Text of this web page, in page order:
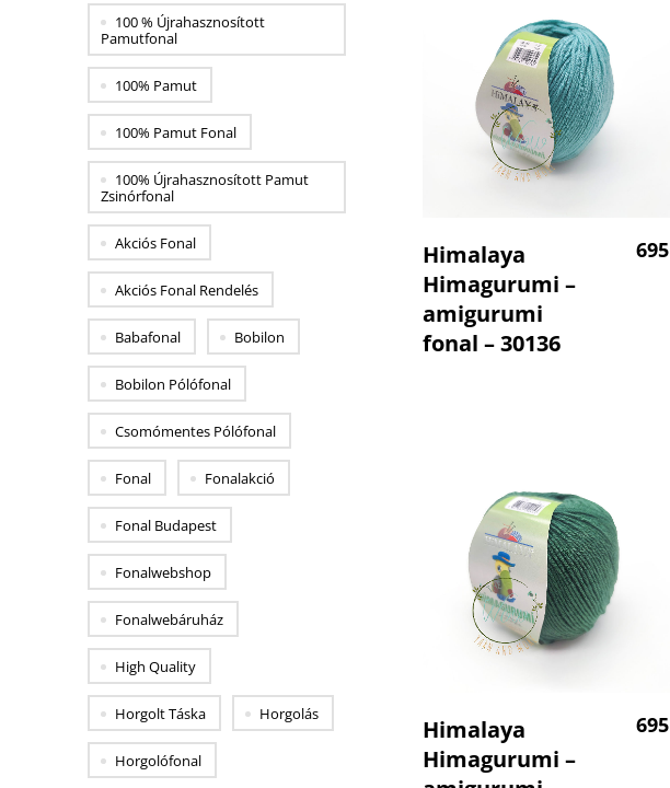
100 % Újrahasznosított
Pamutfonal
100% Pamut
100% Pamut Fonal
100% Újrahasznosított Pamut
Zsinórfonal
Akciós Fonal
Akciós Fonal Rendelés
Babafonal Bobilon
Bobilon Pólófonal
Csomómentes Pólófonal
Fonal Fonalakció
Fonal Budapest
Fonalwebshop
Fonalwebáruház
High Quality
Horgolt Táska Horgolás
Horgolófonal
Kosárba Teszem
Himalaya
Himagurumi –
amigurumi
fonal – 30136
695
Kosárba Teszem
Himalaya
Himagurumi –
695